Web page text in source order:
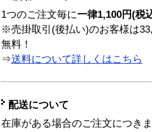
1つのご注文毎に一律1,100円(税
※売掛取引(後払い)のお客様は
無料！
⇒送料について詳しくはこちら
配送について
在庫がある場合のご注文につき